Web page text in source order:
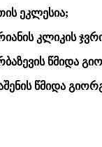
ეკლესია;
კლიკის
წმიდა
წმიდა